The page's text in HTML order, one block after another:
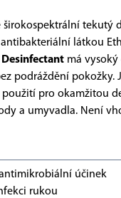
tekutý
látkou
Desinfectant má
podráždění pokožky.
pro okamžitou
a umyvadla. Není
účinek
rukou